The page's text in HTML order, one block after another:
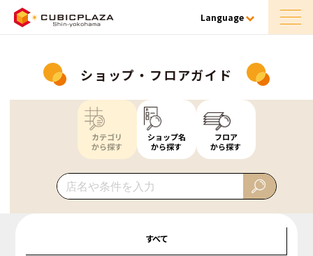
Language
ショップ・フロアガイド
カテゴリ
から探す
ショップ名
から探す
フロア
から探す
すべて